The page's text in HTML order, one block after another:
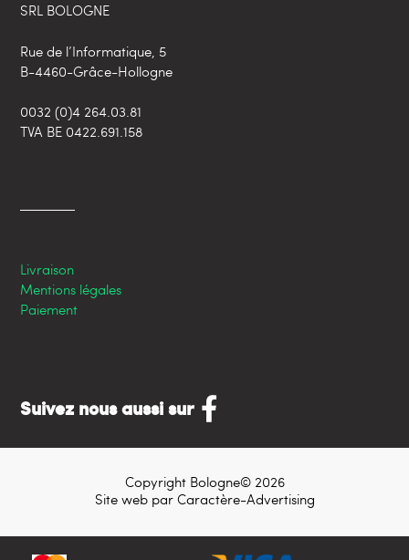
SRL BOLOGNE
Rue de l’Informatique, 5
B-4460-Grâce-Hollogne
0032 (0)4 264.03.81
TVA BE 0422.691.158
Livraison
Mentions légales
Paiement
Suivez nous aussi sur
Copyright Bologne© 2026
Site web par Caractère-Advertising